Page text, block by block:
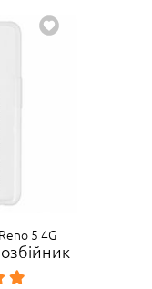
5 4G